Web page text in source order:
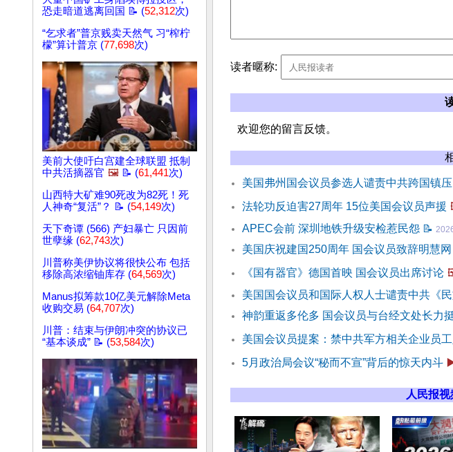
恐走暗道逃离回国 📝 (52,312次)
“乞求者”普京贱卖天然气 习“榨柠
檬”算计普京 (77,698次)
美前大使吁白宫建全球联盟 抵制
中共活摘器官 🖼️ 📝 (61,441次)
山西特大矿难90死改为82死！死
人神奇“复活”？ 📝 (54,149次)
天下奇谭 (566) 产妇暴亡 只因前
世孽缘 (62,743次)
川普称美伊协议将很快公布 包括
移除高浓缩铀库存 (64,569次)
Manus拟筹款10亿美元解除Meta
收购交易 (64,707次)
川普：结束与伊朗冲突的协议已
“基本谈成” 📝 (53,584次)
读者暱称:
欢迎您的留言反馈。
美国弗州国会议员参选人谴责中共跨国镇压
法轮功反迫害27周年 15位美国会议员声援
APEC会前 深圳地铁升级安检惹民怨 📝
美国庆祝建国250周年 国会议员致辞明慧网
《国有器官》德国首映 国会议员出席讨论
美国国会议员和国际人权人士谴责中共《
神韵重返多伦多 国会议员与台经文处长力
美国会议员提案：禁中共军方相关企业员
5月政治局会议“秘而不宣”背后的惊天内斗
人民报视